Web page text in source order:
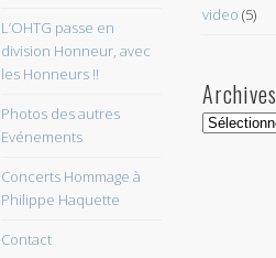
L’OHTG passe en
division Honneur, avec
les Honneurs !!
Photos des autres
Evénements
Concerts Hommage à
Philippe Haquette
Contact
video (5)
Archives
Archives